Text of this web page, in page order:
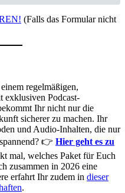
(Falls das Formular nicht
regelmäßigen,
exklusiven Podcast-
Ihr nicht nur die
sicherer zu machen. Ihr
und Audio-Inhalten, die nur
👉 Hier geht es zu
mal, welches Paket für Euch
zusammen in 2026 eine
erfahrt Ihr zudem in dieser
.